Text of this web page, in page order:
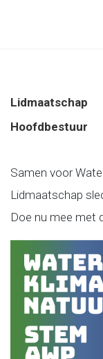
Lidmaatschap
Hoofdbestuur
Samen voor
Lidmaatschap
Doe nu mee met